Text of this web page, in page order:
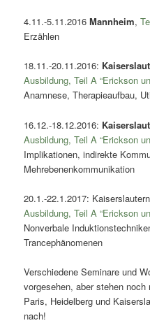
4.11.-5.11.2016Mannheim,
Erzählen
18.11.-20.11.2016:
Ausbildung, Teil A “Erickson
Anamnese, Therapieaufbau,
16.12.-18.12.2016:
Ausbildung, Teil A “Erickson
Implikationen, indirekte
Mehrebenenkommunikation
20.1.-22.1.2017:
Ausbildung, Teil A “Erickson
Nonverbale
Trancephänomenen
Verschiedene Seminare und
vorgesehen, aber stehen
Paris, Heidelberg und
nach!